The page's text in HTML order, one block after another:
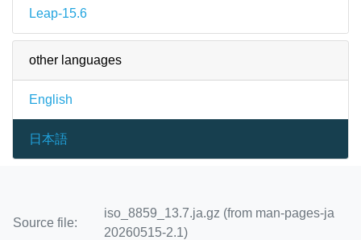
Leap-15.6
other languages
English
日本語
Source file:
iso_8859_13.7.ja.gz (from man-pages-ja
20260515-2.1)